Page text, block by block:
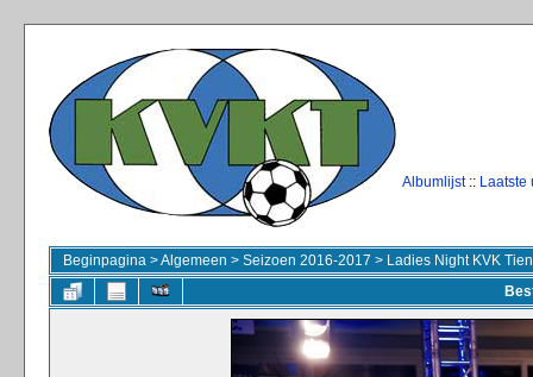
Albumlijst:: Laatste
Beginpagina >Algemeen > Seizoen 2016-2017 > Ladies Night KVK